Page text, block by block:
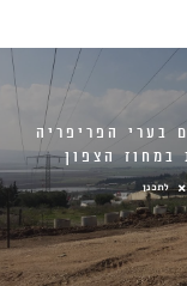
בערי הפריפריה
במחוז הצפון
לתכנן